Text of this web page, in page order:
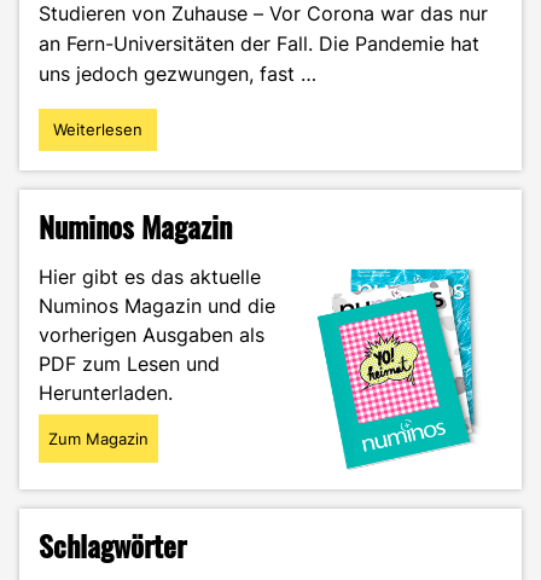
Studieren von Zuhause – Vor Corona war das nur
an Fern-Universitäten der Fall. Die Pandemie hat
uns jedoch gezwungen, fast …
"Online-
oder
Welche
eignet
sich
am
besten?"
Weiterlesen
Numinos Magazin
Hier gibt es das aktuelle
Numinos Magazin und die
vorherigen Ausgaben als
PDF zum Lesen und
Herunterladen.
Zum Magazin
Schlagwörter